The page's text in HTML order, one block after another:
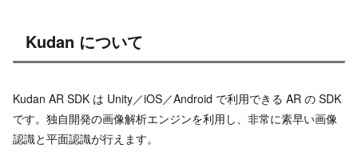
Kudan について
Kudan AR SDK は Unity／iOS／Android で利用できる AR の SDK
です。独自開発の画像解析エンジンを利用し、非常に素早い画像
認識と平面認識が行えます。